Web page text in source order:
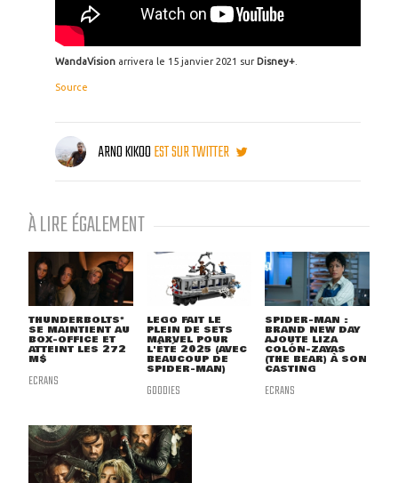
WandaVision arrivera le 15 janvier 2021 sur Disney+
Source
ARNO KIKOOEST SUR TWITTER
À LIRE ÉGALEMENT
THUNDERBOLTS*
SE MAINTIENT AU
BOX-OFFICE ET
ATTEINT LES 272
M$
ECRANS
LEGO FAIT LE
PLEIN DE SETS
MARVEL POUR
L'ÉTÉ 2025 (AVEC
BEAUCOUP DE
SPIDER-MAN)
GOODIES
SPIDER-MAN :
BRAND NEW DAY
AJOUTE LIZA
COLÓN-ZAYAS
(THE BEAR) À SON
CASTING
ECRANS